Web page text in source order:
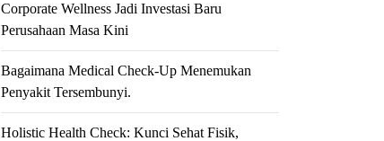
Corporate Wellness Jadi Investasi Baru
Perusahaan Masa Kini
Bagaimana Medical Check-Up Menemukan
Penyakit Tersembunyi.
Holistic Health Check: Kunci Sehat Fisik,